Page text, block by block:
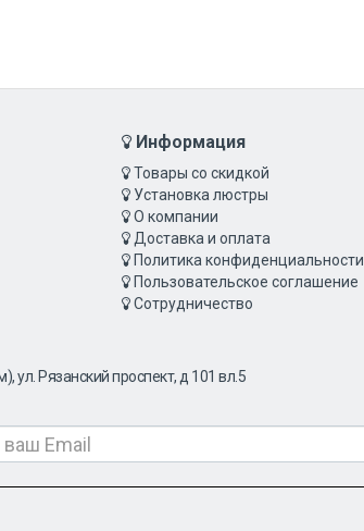
Информация
Товары со скидкой
Установка люстры
О компании
Доставка и оплата
Политика конфиденциальности
Пользовательское соглашение
Сотрудничество
ул. Рязанский проспект, д 101 вл.5